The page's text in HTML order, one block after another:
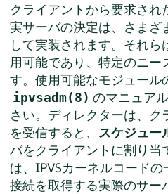
クライアントから要求され
実サーバの決定は、さまざ
して実装されます。それ
用可能であり、特定のニー
す。使用可能なモジュール
ipvsadm(8) のマニュア
さい。ディレクターは、
を受信すると、
スケジュー
バをクライアントに割り当
は、IPVSカーネルコード
接続を取得する実際のサー